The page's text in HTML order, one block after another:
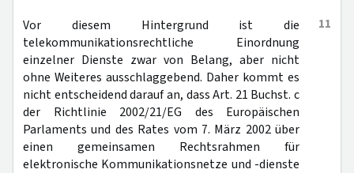
11
Vor diesem Hintergrund ist die
telekommunikationsrechtliche Einordnung
einzelner Dienste zwar von Belang, aber nicht
ohne Weiteres ausschlaggebend. Daher kommt es
nicht entscheidend darauf an, dass Art. 21 Buchst. c
der Richtlinie 2002/21/EG des Europäischen
Parlaments und des Rates vom 7. März 2002 über
einen gemeinsamen Rechtsrahmen für
elektronische Kommunikationsnetze und -dienste